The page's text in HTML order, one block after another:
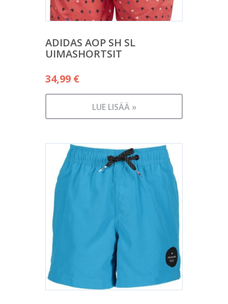
ADIDAS AOP SH SL
UIMASHORTSIT
34,99 €
LUE LISÄÄ »